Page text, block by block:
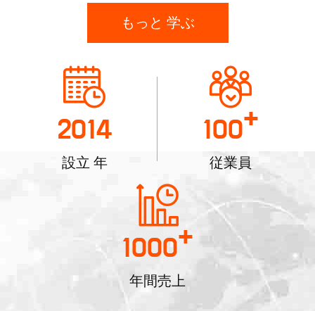
もっと 学ぶ
2014
設立 年
100+
従業員
1000+
年間売上